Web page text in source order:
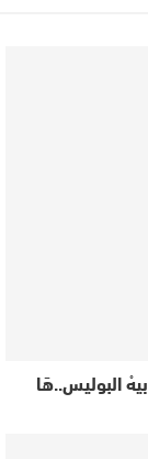
البوليس..هَا